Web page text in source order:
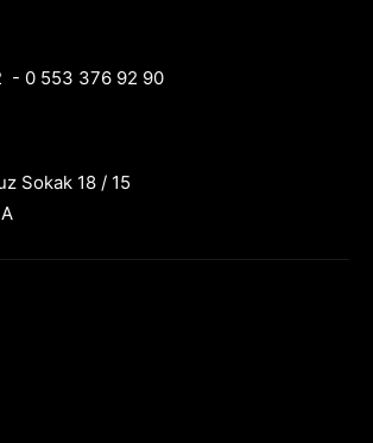
- 0 553 376 92 90
Sokak 18 / 15